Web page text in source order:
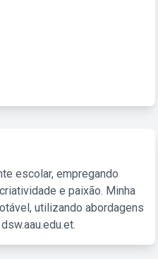
escolar, empregando
e paixão. Minha
utilizando abordagens